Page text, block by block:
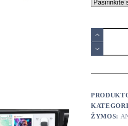
produkto
kiekis:
KIA
Ceed
2018
multimedija
ŽYMOS: